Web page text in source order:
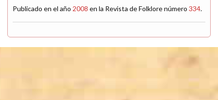
Publicado en el año 2008 en la Revista de Folklore número 334.